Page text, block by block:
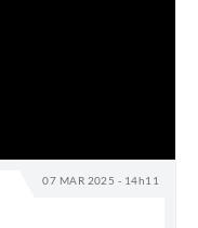
07 MAR 2025 - 14h11